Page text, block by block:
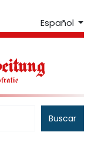
Español
Buscar